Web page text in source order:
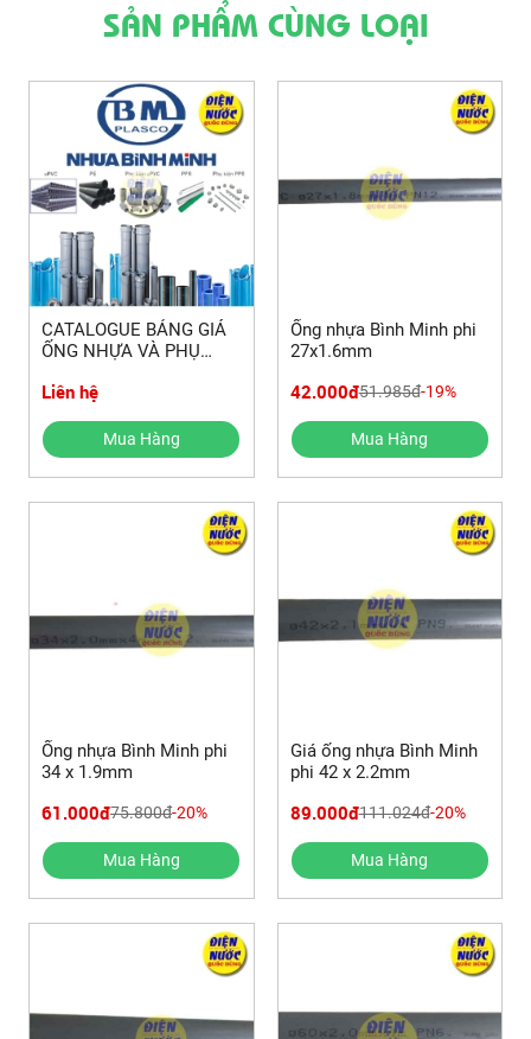
SẢN PHẨM CÙNG LOẠI
CATALOGUE BẢNG GIÁ
ỐNG NHỰA VÀ PHỤ
(NEW)
Liên hệ
Mua Hàng
Ống nhựa Bình Minh phi
27x1.6mm
42.000đ51.985đ-19%
Mua Hàng
Ống nhựa Bình Minh phi
34 x 1.9mm
61.000đ75.800đ-20%
Mua Hàng
Giá ống nhựa Bình Minh
phi 42 x 2.2mm
89.000đ111.024đ-20%
Mua Hàng